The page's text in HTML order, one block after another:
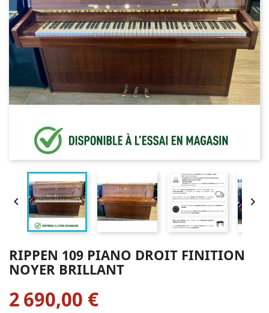
 
RIPPEN 109 PIANO DROIT FINITION
NOYER BRILLANT
2 690,00 €